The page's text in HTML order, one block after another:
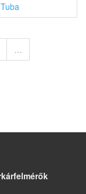
Tuba
…